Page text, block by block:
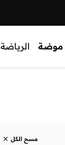
موضة الرياضة
مسح الكل